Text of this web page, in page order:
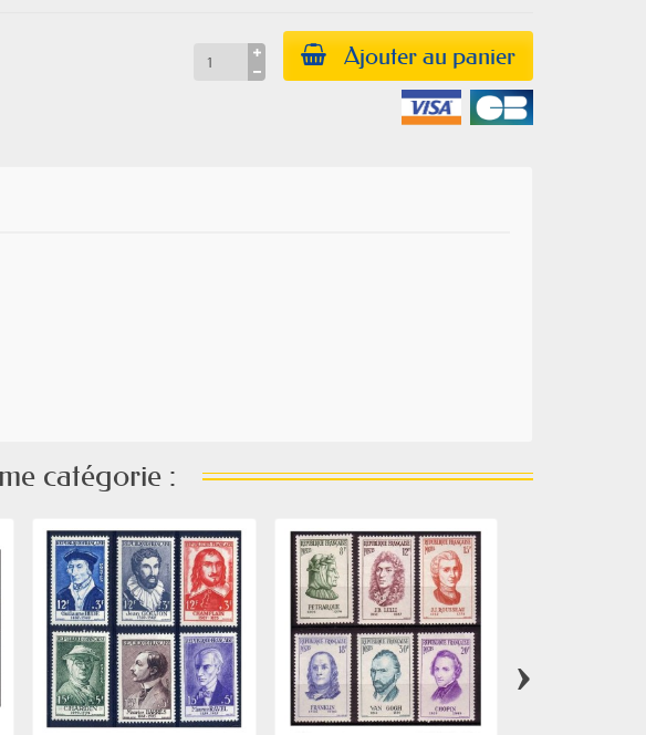
Ajouter au panier
catégorie :
›